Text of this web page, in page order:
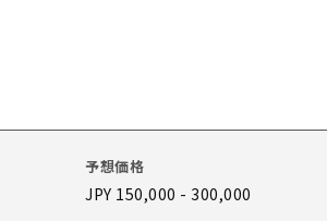
予想価格
JPY 150,000 - 300,000